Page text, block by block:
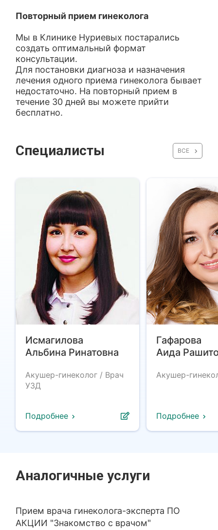
Повторный прием гинеколога
Мы в Клинике Нуриевых постарались
создать оптимальный формат
консультации.
Для постановки диагноза и назначения
лечения одного приема гинеколога бывает
недостаточно. На повторный прием в
течение 30 дней вы можете прийти
бесплатно.
Специалисты ВСЕ
Исмагилова
Альбина Ринатовна
Акушер-гинеколог / Врач
УЗД
Подробнее
Гафарова
Аида
Акушер-
Подробнее
Аналогичные услуги
Прием врача гинеколога-эксперта ПО
АКЦИИ "Знакомство с врачом"